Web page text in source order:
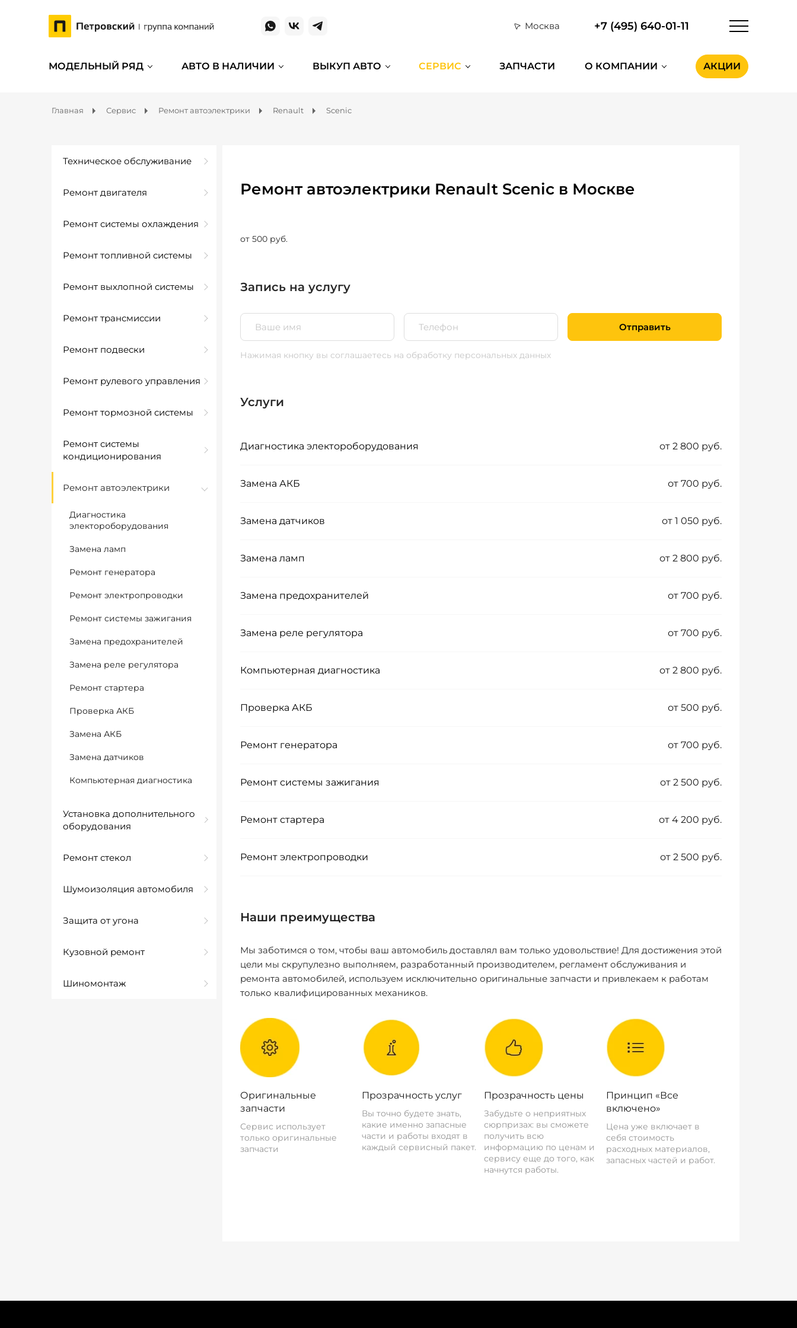
Москва +7 (495) 640-01-11
МОДЕЛЬНЫЙ РЯД АВТО В НАЛИЧИИ ВЫКУП АВТО СЕРВИС ЗАПЧАСТИ О КОМПАНИИ АКЦИИ
Главная Сервис Ремонт автоэлектрики Renault Scenic
Техническое обслуживание
Ремонт двигателя
Ремонт системы охлаждения
Ремонт топливной системы
Ремонт выхлопной системы
Ремонт трансмиссии
Ремонт подвески
Ремонт рулевого управления
Ремонт тормозной системы
Ремонт системы
кондиционирования
Ремонт автоэлектрики
Диагностика
электороборудования
Замена ламп
Ремонт генератора
Ремонт электропроводки
Ремонт системы зажигания
Замена предохранителей
Замена реле регулятора
Ремонт стартера
Проверка АКБ
Замена АКБ
Замена датчиков
Компьютерная диагностика
Установка дополнительного
оборудования
Ремонт стекол
Шумоизоляция автомобиля
Защита от угона
Кузовной ремонт
Шиномонтаж
Ремонт автоэлектрики Renault Scenic в Москве
от 500 руб.
Запись на услугу
Отправить
Нажимая кнопку вы соглашаетесь на обработку персональных данных
Услуги
Диагностика электороборудования от 2 800 руб.
Замена АКБ от 700 руб.
Замена датчиков от 1 050 руб.
Замена ламп от 2 800 руб.
Замена предохранителей от 700 руб.
Замена реле регулятора от 700 руб.
Компьютерная диагностика от 2 800 руб.
Проверка АКБ от 500 руб.
Ремонт генератора от 700 руб.
Ремонт системы зажигания от 2 500 руб.
Ремонт стартера от 4 200 руб.
Ремонт электропроводки от 2 500 руб.
Наши преимущества
Мы заботимся о том, чтобы ваш автомобиль доставлял вам только удовольствие! Для достижения этой
цели мы скрупулезно выполняем, разработанный производителем, регламент обслуживания и
ремонта автомобилей, используем исключительно оригинальные запчасти и привлекаем к работам
только квалифицированных механиков.
Оригинальные
запчасти
Сервис использует
только оригинальные
запчасти
Прозрачность услуг
Вы точно будете знать,
какие именно запасные
части и работы входят в
каждый сервисный пакет.
Прозрачность цены
Забудьте о неприятных
сюрпризах: вы сможете
получить всю
информацию по ценам и
сервису еще до того, как
начнутся работы.
Принцип «Все
включено»
Цена уже включает в
себя стоимость
расходных материалов,
запасных частей и работ.